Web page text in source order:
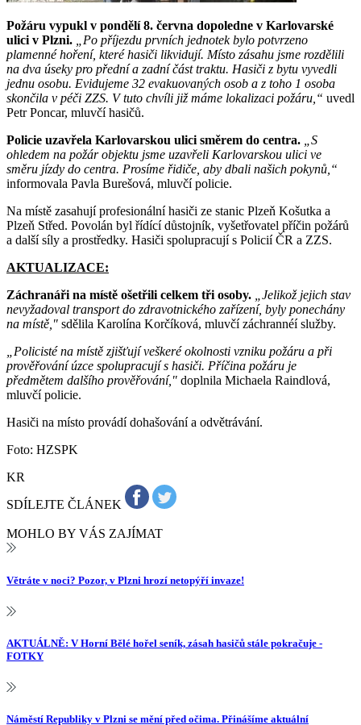
Požáru vypukl v pondělí 8. června dopoledne v Karlovarské
ulici v Plzni. „Po příjezdu prvních jednotek bylo potvrzeno
plamenné hoření, které hasiči likvidují. Místo zásahu jsme rozdělili
na dva úseky pro přední a zadní část traktu. Hasiči z bytu vyvedli
jednu osobu. Evidujeme 32 evakuovaných osob a z toho 1 osoba
skončila v péči ZZS. V tuto chvíli již máme lokalizaci požáru,“ uvedl
Petr Poncar, mluvčí hasičů.
Policie uzavřela Karlovarskou ulici směrem do centra. „S
ohledem na požár objektu jsme uzavřeli Karlovarskou ulici ve
směru jízdy do centra. Prosíme řidiče, aby dbali našich pokynů,“
informovala Pavla Burešová, mluvčí policie.
Na místě zasahují profesionální hasiči ze stanic Plzeň Košutka a
Plzeň Střed. Povolán byl řídící důstojník, vyšetřovatel příčin požárů
a další síly a prostředky. Hasiči spolupracují s Policií ČR a ZZS.
AKTUALIZACE:
Záchranáři na místě ošetřili celkem tři osoby. „Jelikož jejich stav
nevyžadoval transport do zdravotnického zařízení, byly ponechány
na místě," sdělila Karolína Korčíková, mluvčí záchrannéí služby.
„Policisté na místě zjišťují veškeré okolnosti vzniku požáru a při
prověřování úzce spolupracují s hasiči. Příčina požáru je
předmětem dalšího prověřování," doplnila Michaela Raindlová,
mluvčí policie.
Hasiči na místo provádí dohašování a odvětrávání.
Foto: HZSPK
KR
SDÍLEJTE ČLÁNEK
MOHLO BY VÁS ZAJÍMAT
Větráte v noci? Pozor, v Plzni hrozí netopýří invaze!
AKTUÁLNĚ: V Horní Bělé hořel seník, zásah hasičů stále pokračuje -
FOTKY
Náměstí Republiky v Plzni se mění před očima. Přinášíme aktuální